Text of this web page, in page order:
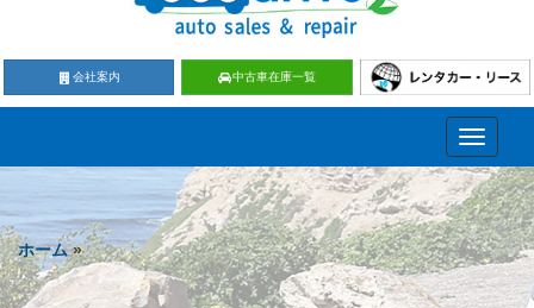
会社案内 中古車在庫一覧
Toggle
ホーム»